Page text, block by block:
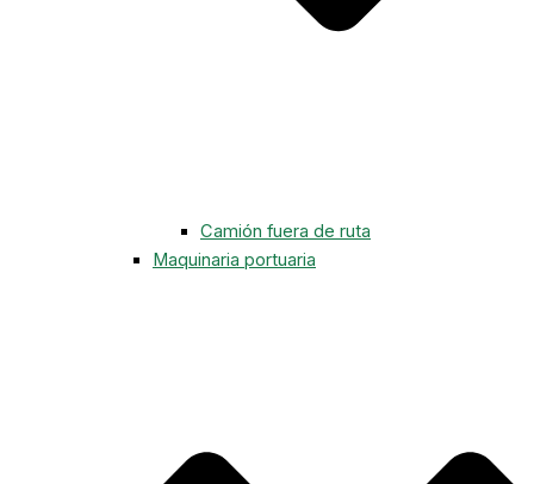
Camión fuera de ruta
Maquinaria portuaria